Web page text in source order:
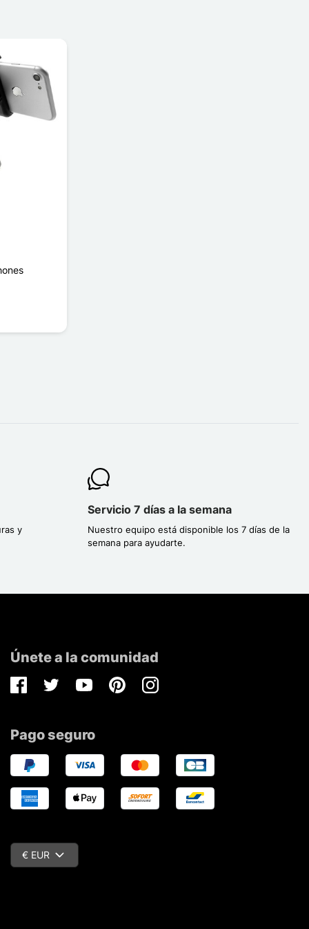
y
Servicio 7 días a la semana
Nuestro equipo está disponible los 7 días de la
semana para ayudarte.
Únete a la comunidad
FacebookTwitterYoutubePinterestInstagram
Pago seguro
€ EUR